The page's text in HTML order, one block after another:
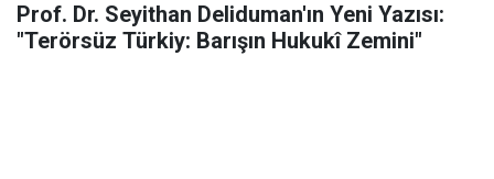
Prof. Dr. Seyithan Deliduman'ın Yeni Yazısı:
"Terörsüz Türkiy: Barışın Hukukî Zemini"